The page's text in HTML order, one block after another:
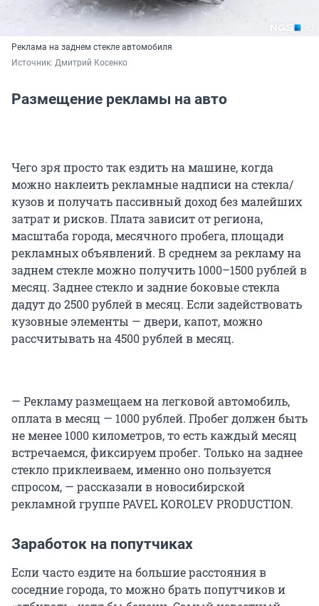
Реклама на заднем стекле автомобиля
Источник: Дмитрий Косенко
Размещение рекламы на авто
Чего зря просто так ездить на машине, когда
можно наклеить рекламные надписи на стекла/
кузов и получать пассивный доход без малейших
затрат и рисков. Плата зависит от региона,
масштаба города, месячного пробега, площади
рекламных объявлений. В среднем за рекламу на
заднем стекле можно получить 1000–1500 рублей в
месяц. Заднее стекло и задние боковые стекла
дадут до 2500 рублей в месяц. Если задействовать
кузовные элементы — двери, капот, можно
рассчитывать на 4500 рублей в месяц.
— Рекламу размещаем на легковой автомобиль,
оплата в месяц — 1000 рублей. Пробег должен быть
не менее 1000 километров, то есть каждый месяц
встречаемся, фиксируем пробег. Только на заднее
стекло приклеиваем, именно оно пользуется
спросом, — рассказали в новосибирской
рекламной группе PAVEL KOROLEV PRODUCTION.
Заработок на попутчиках
Если часто ездите на большие расстояния в
соседние города, то можно брать попутчиков и